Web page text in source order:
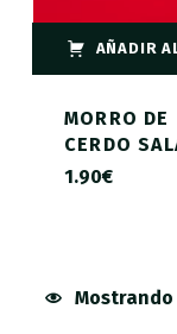
AÑADIR
MORRO DE
CERDO
1.90€